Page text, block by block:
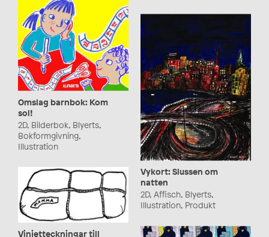
Omslag barnbok: Kom
sol!
2D, Bilderbok, Blyerts,
Bokformgivning,
Illustration
Vykort: Slussen om
natten
2D, Affisch, Blyerts,
Illustration, Produkt
Vinjetteckningar till